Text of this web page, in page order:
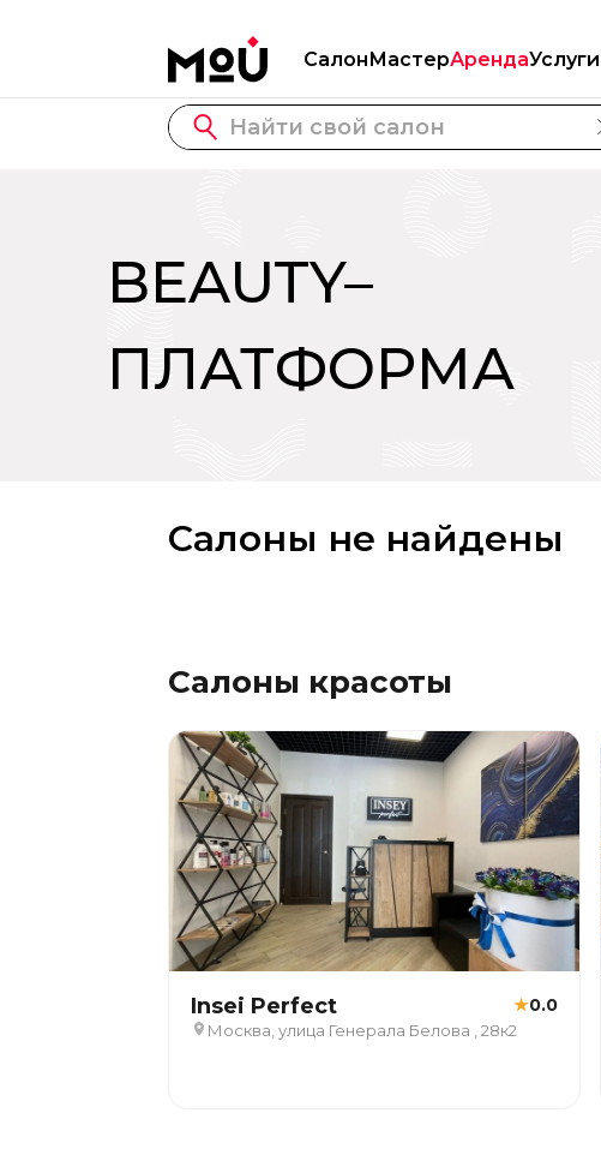
СалонМастерАрендаУслуги
BEAUTY–
ПЛАТФОРМА
Салоны не найдены
Салоны красоты
Insei Perfect ★0.0
Москва, улица Генерала Белова , 28к2